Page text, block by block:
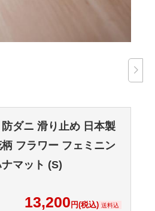
ダニ 滑り止め 日本製
フラワー フェミニン
マット (S)
13,200 円(税込) 送料込